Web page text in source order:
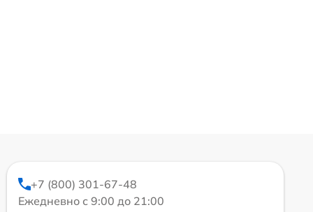
+7 (800) 301-67-48
Ежедневно с 9:00 до 21:00